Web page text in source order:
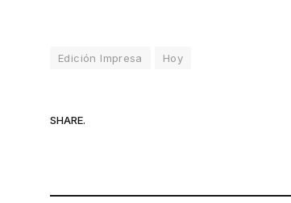
Edición Impresa Hoy
SHARE.